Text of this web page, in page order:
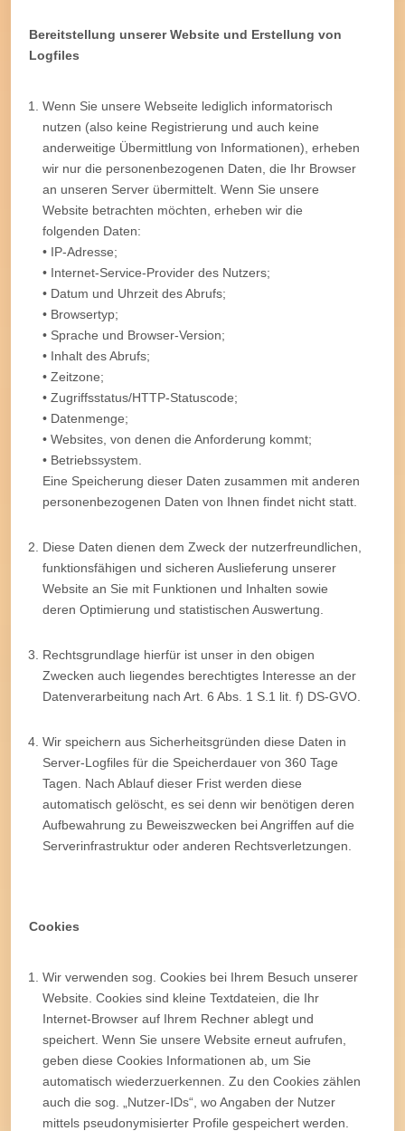
Bereitstellung unserer Website und Erstellung von
Logfiles
Wenn Sie unsere Webseite lediglich informatorisch
nutzen (also keine Registrierung und auch keine
anderweitige Übermittlung von Informationen), erheben
wir nur die personenbezogenen Daten, die Ihr Browser
an unseren Server übermittelt. Wenn Sie unsere
Website betrachten möchten, erheben wir die
folgenden Daten:
• IP-Adresse;
• Internet-Service-Provider des Nutzers;
• Datum und Uhrzeit des Abrufs;
• Browsertyp;
• Sprache und Browser-Version;
• Inhalt des Abrufs;
• Zeitzone;
• Zugriffsstatus/HTTP-Statuscode;
• Datenmenge;
• Websites, von denen die Anforderung kommt;
• Betriebssystem.
Eine Speicherung dieser Daten zusammen mit anderen
personenbezogenen Daten von Ihnen findet nicht statt.
Diese Daten dienen dem Zweck der nutzerfreundlichen,
funktionsfähigen und sicheren Auslieferung unserer
Website an Sie mit Funktionen und Inhalten sowie
deren Optimierung und statistischen Auswertung.
Rechtsgrundlage hierfür ist unser in den obigen
Zwecken auch liegendes berechtigtes Interesse an der
Datenverarbeitung nach Art. 6 Abs. 1 S.1 lit. f) DS-GVO.
Wir speichern aus Sicherheitsgründen diese Daten in
Server-Logfiles für die Speicherdauer von 360 Tage
Tagen. Nach Ablauf dieser Frist werden diese
automatisch gelöscht, es sei denn wir benötigen deren
Aufbewahrung zu Beweiszwecken bei Angriffen auf die
Serverinfrastruktur oder anderen Rechtsverletzungen.
Cookies
Wir verwenden sog. Cookies bei Ihrem Besuch unserer
Website. Cookies sind kleine Textdateien, die Ihr
Internet-Browser auf Ihrem Rechner ablegt und
speichert. Wenn Sie unsere Website erneut aufrufen,
geben diese Cookies Informationen ab, um Sie
automatisch wiederzuerkennen. Zu den Cookies zählen
auch die sog. „Nutzer-IDs“, wo Angaben der Nutzer
mittels pseudonymisierter Profile gespeichert werden.